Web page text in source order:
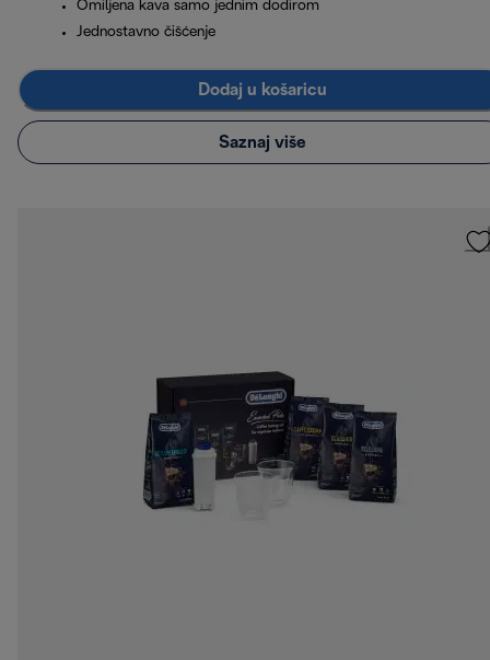
Omiljena kava samo jednim dodirom
Jednostavno čišćenje
Dodaj u košaricu
Saznaj više